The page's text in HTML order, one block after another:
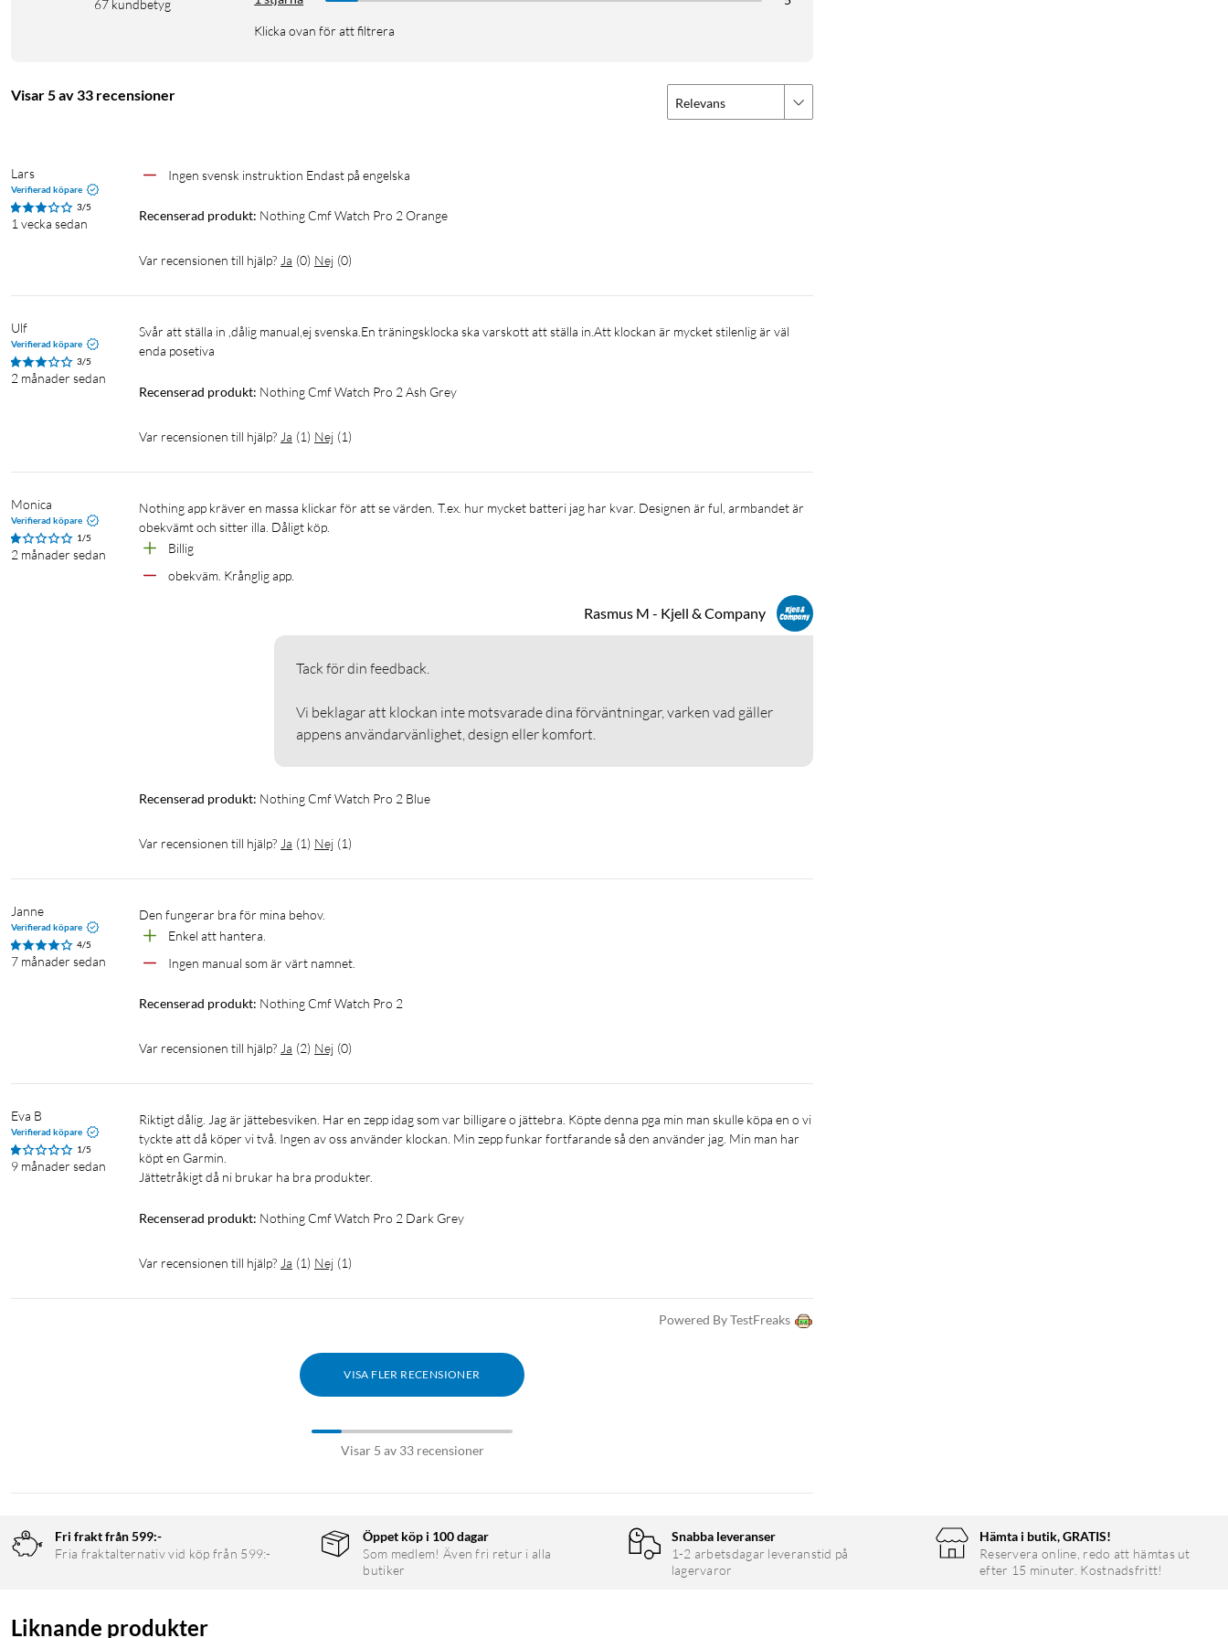
är idealiskt för utomhusträning och äventyr.
Hälsofunktioner
Hälsofunktionerna inkluderar pulsmätning, sömnövervakning, stressmätning och SpO₂-monitorering, vilket ger en omfattande
Specifikationer
Batteritid: Upp till 11 dagars batteritid (45.8 dagar i strömsparläge), 25 timmar vid konstant användande av GPS
Sensorer: Hjärtfrekvens, SpO₂, sömn och stressövervakning
Vikt: 48.1 gram
67 kundbetyg
Klicka ovan för att filtrera
Visar 5 av 33 recensioner Relevans
Lars
Verifierad köpare
3/5
1 vecka sedan
Ingen svensk instruktion Endast på engelska
Recenserad produkt: Nothing Cmf Watch Pro 2 Orange
Var recensionen till hjälp? Ja (0) Nej (0)
Ulf
Verifierad köpare
3/5
2 månader sedan
Svår att ställa in ,dålig manual,ej svenska.En träningsklocka ska varskott att ställa in.Att klockan är mycket stilenlig är väl
enda posetiva
Recenserad produkt: Nothing Cmf Watch Pro 2 Ash Grey
Var recensionen till hjälp? Ja (1) Nej (1)
Monica
Verifierad köpare
1/5
2 månader sedan
Nothing app kräver en massa klickar för att se värden. T.ex. hur mycket batteri jag har kvar. Designen är ful, armbandet är
obekvämt och sitter illa. Dåligt köp.
Billig
obekväm. Krånglig app.
Rasmus M - Kjell & Company
Tack för din feedback.
Vi beklagar att klockan inte motsvarade dina förväntningar, varken vad gäller
appens användarvänlighet, design eller komfort.
Recenserad produkt: Nothing Cmf Watch Pro 2 Blue
Var recensionen till hjälp? Ja (1) Nej (1)
Janne
Verifierad köpare
4/5
7 månader sedan
Den fungerar bra för mina behov.
Enkel att hantera.
Ingen manual som är värt namnet.
Recenserad produkt: Nothing Cmf Watch Pro 2
Var recensionen till hjälp? Ja (2) Nej (0)
Eva B
Verifierad köpare
1/5
9 månader sedan
Riktigt dålig. Jag är jättebesviken. Har en zepp idag som var billigare o jättebra. Köpte denna pga min man skulle köpa en o vi
tyckte att då köper vi två. Ingen av oss använder klockan. Min zepp funkar fortfarande så den använder jag. Min man har
köpt en Garmin.
Jättetråkigt då ni brukar ha bra produkter.
Recenserad produkt: Nothing Cmf Watch Pro 2 Dark Grey
Var recensionen till hjälp? Ja (1) Nej (1)
Powered By TestFreaks
VISA FLER RECENSIONER
Visar 5 av 33 recensioner
Fri frakt från 599:-
Fria fraktalternativ vid köp från 599:-
Öppet köp i 100 dagar
Som medlem! Även fri retur i alla
butiker
Snabba leveranser
1-2 arbetsdagar leveranstid på
lagervaror
Hämta i butik, GRATIS!
Reservera online, redo att hämtas ut
efter 15 minuter. Kostnadsfritt!
Liknande produkter